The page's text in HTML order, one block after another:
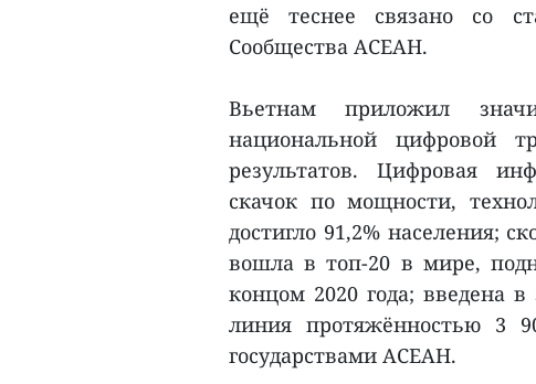
ещё теснее связано со
Сообщества АСЕАН.
Вьетнам приложил
национальной цифровой
результатов. Цифровая
скачок по мощности,
достигло 91,2% населения;
вошла в топ-20 в мире,
концом 2020 года; введена
линия протяжённостью 3
государствами АСЕАН.